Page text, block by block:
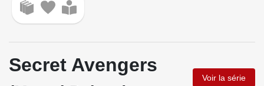
Secret Avengers
Voir la série